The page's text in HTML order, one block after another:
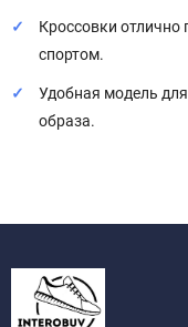
Кроссовки отлично
спортом.
Удобная модель
образа.